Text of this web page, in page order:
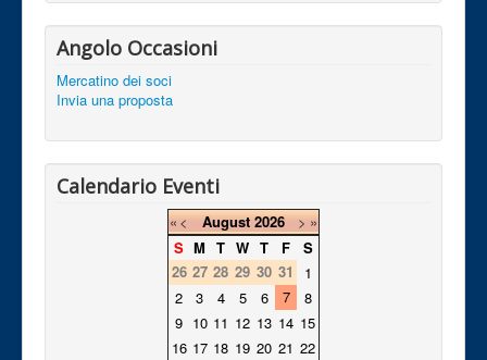
Angolo Occasioni
Mercatino dei soci
Invia una proposta
Calendario Eventi
«< August 2026 >»
S M T W T F
S
26 27 28 29 30 31
1
2
3 4 5 6 7
8
9 10 11 12 13 14 15
16 17 18 19 20 21 22